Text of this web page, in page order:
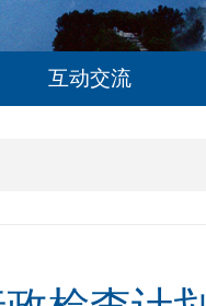
互动交流